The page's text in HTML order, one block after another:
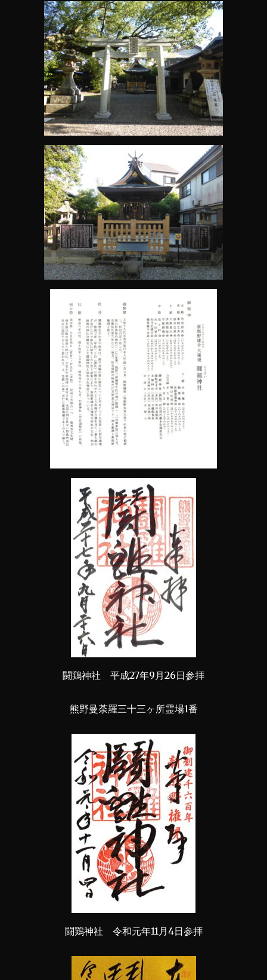
闘鶏神社 平成27年9月26日参拝
熊野曼荼羅三十三ヶ所霊場1番
闘鶏神社 令和元年11月4日参拝